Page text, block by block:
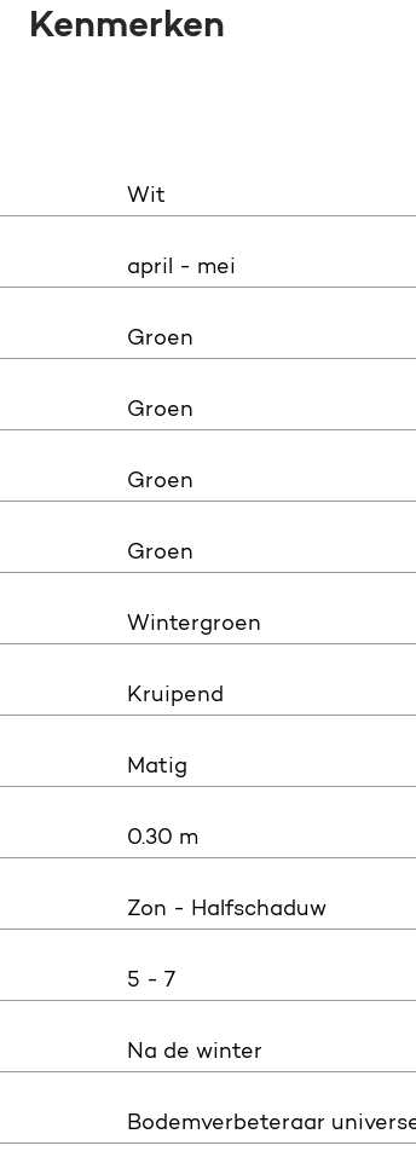
Kenmerken
Wit
april - mei
Groen
Groen
Groen
Groen
Wintergroen
Kruipend
Matig
0.30 m
Zon - Halfschaduw
5 - 7
Na de winter
Bodemverbeteraar